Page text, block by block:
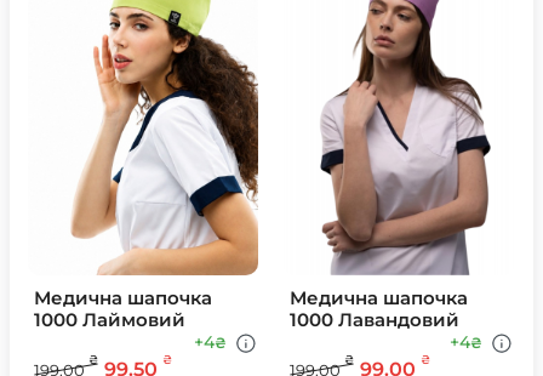
Медична шапочка
1000 Лаймовий
199.00
₴ 99.50 ₴
+4₴
Медична шапочка
1000 Лавандовий
199.00
₴ 99.00 ₴
+4₴